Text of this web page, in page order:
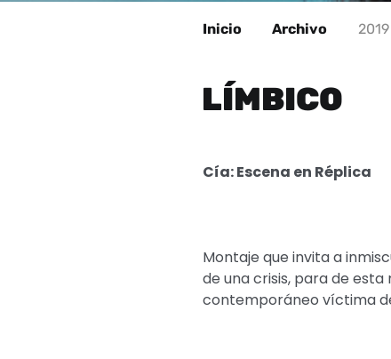
Inicio Archivo 2019
LÍMBICO
Cía: Escena en Réplica
Montaje que invita a
de una crisis, para de
contemporáneo víctima